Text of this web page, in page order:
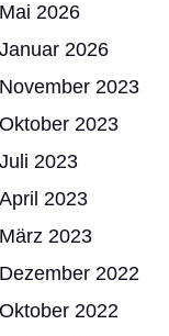
Mai 2026
Januar 2026
November 2023
Oktober 2023
Juli 2023
April 2023
März 2023
Dezember 2022
Oktober 2022